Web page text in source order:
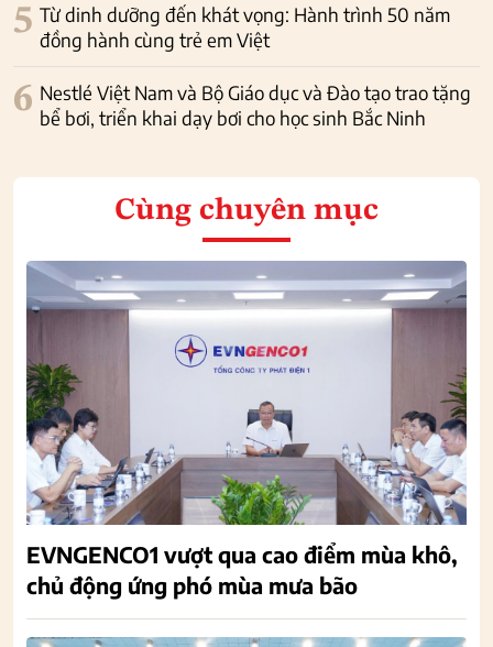
5 Từ dinh dưỡng đến khát vọng: Hành trình 50 năm
đồng hành cùng trẻ em Việt
6 Nestlé Việt Nam và Bộ Giáo dục và Đào tạo trao tặng
bể bơi, triển khai dạy bơi cho học sinh Bắc Ninh
Cùng chuyên mục
EVNGENCO1 vượt qua cao điểm mùa khô,
chủ động ứng phó mùa mưa bão